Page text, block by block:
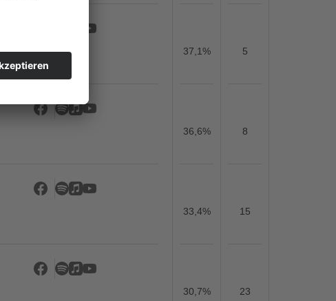
37,1% 5
36,6% 8
33,4% 15
30,7% 23